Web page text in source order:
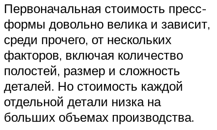
Первоначальная стоимость пресс-
формы довольно велика и зависит,
среди прочего, от нескольких
факторов, включая количество
полостей, размер и сложность
деталей. Но стоимость каждой
отдельной детали низка на
больших объемах производства.